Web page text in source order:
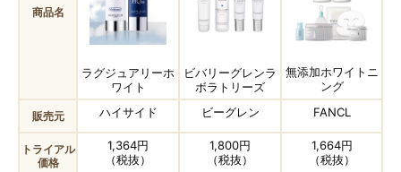
商品名
ラグジュアリーホ
ワイト
ビバリーグレンラ
ボラトリーズ
無添加ホワイトニ
ング
販売元 ハイサイド ビーグレン FANCL
トライアル
価格
1,364円
（税抜）
1,800円
（税抜）
1,664円
（税抜）